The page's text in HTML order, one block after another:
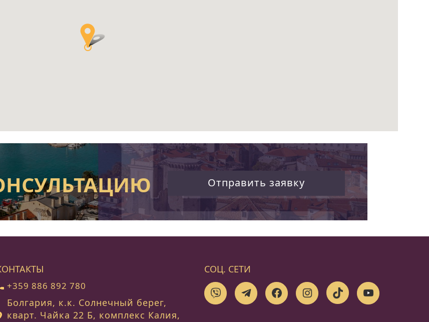
Отправить заявку
+359 886 892 780
Болгария, к.к. Солнечный берег,
кварт. Чайка 22 Б, комплекс Калия,
СОЦ. СЕТИ